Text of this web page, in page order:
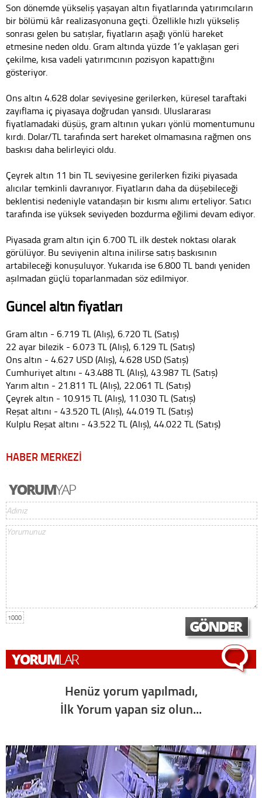
Son dönemde yükseliş yaşayan altın fiyatlarında yatırımcıların
bir bölümü kâr realizasyonuna geçti. Özellikle hızlı yükseliş
sonrası gelen bu satışlar, fiyatların aşağı yönlü hareket
etmesine neden oldu. Gram altında yüzde 1’e yaklaşan geri
çekilme, kısa vadeli yatırımcının pozisyon kapattığını
gösteriyor.
Ons altın 4.628 dolar seviyesine gerilerken, küresel taraftaki
zayıflama iç piyasaya doğrudan yansıdı. Uluslararası
fiyatlamadaki düşüş, gram altının yukarı yönlü momentumunu
kırdı. Dolar/TL tarafında sert hareket olmamasına rağmen ons
baskısı daha belirleyici oldu.
Çeyrek altın 11 bin TL seviyesine gerilerken fiziki piyasada
alıcılar temkinli davranıyor. Fiyatların daha da düşebileceği
beklentisi nedeniyle vatandaşın bir kısmı alımı erteliyor. Satıcı
tarafında ise yüksek seviyeden bozdurma eğilimi devam ediyor.
Piyasada gram altın için 6.700 TL ilk destek noktası olarak
görülüyor. Bu seviyenin altına inilirse satış baskısının
artabileceği konuşuluyor. Yukarıda ise 6.800 TL bandı yeniden
aşılmadan güçlü toparlanmadan söz edilmiyor.
Güncel altın fiyatları
Gram altın - 6.719 TL (Alış), 6.720 TL (Satış)
22 ayar bilezik - 6.073 TL (Alış), 6.129 TL (Satış)
Ons altın - 4.627 USD (Alış), 4.628 USD (Satış)
Cumhuriyet altını - 43.488 TL (Alış), 43.987 TL (Satış)
Yarım altın - 21.811 TL (Alış), 22.061 TL (Satış)
Çeyrek altın - 10.915 TL (Alış), 11.030 TL (Satış)
Reşat altını - 43.520 TL (Alış), 44.019 TL (Satış)
Kulplu Reşat altını - 43.522 TL (Alış), 44.022 TL (Satış)
HABER MERKEZİ
1000
Henüz yorum yapılmadı,
İlk Yorum yapan siz olun...